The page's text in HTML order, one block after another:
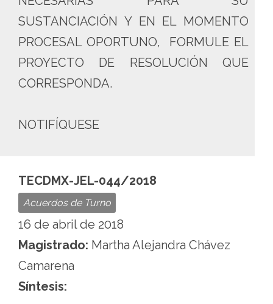
SUSTANCIACIÓN Y EN EL MOMENTO
PROCESAL OPORTUNO, FORMULE EL
PROYECTO DE RESOLUCIÓN QUE
CORRESPONDA.
NOTIFÍQUESE
TECDMX-JEL-044/2018
Acuerdos de Turno
16 de abril de 2018
Magistrado: Martha Alejandra Chávez
Camarena
Síntesis: